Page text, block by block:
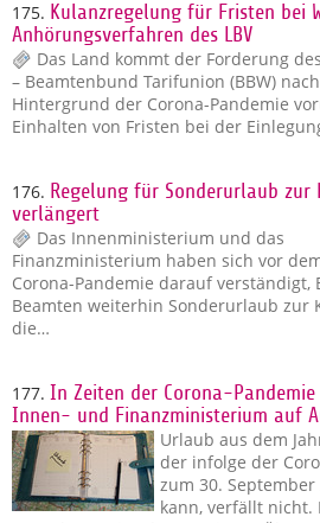
175. Kulanzregelung für Fristen bei
Anhörungsverfahren des LBV
Das Land kommt der Forderung
– Beamtenbund Tarifunion (BBW)
Hintergrund der Corona-Pandemie
Einhalten von Fristen bei der
176. Regelung für Sonderurlaub zur
verlängert
Das Innenministerium und das
Finanzministerium haben sich vor
Corona-Pandemie darauf verständigt,
Beamten weiterhin Sonderurlaub zur
die…
177. In Zeiten der Corona-
Innen- und Finanzministerium auf
Urlaub aus dem
der infolge der
zum 30.
kann, verfällt nicht.